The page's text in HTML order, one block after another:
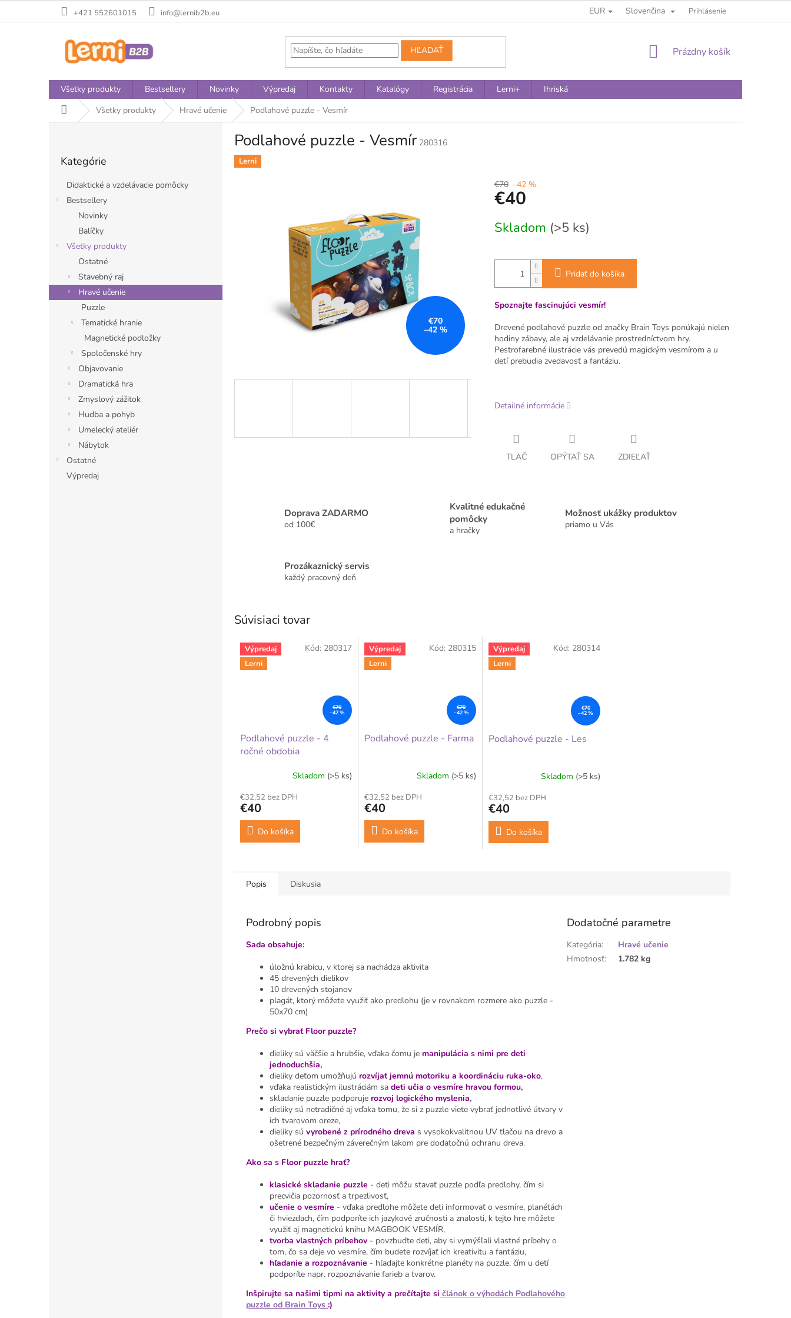
+421 552601015 info@lernib2b.eu EUR Slovenčina Prihlásenie
HĽADAŤ
NÁKUPNÝ
Prázdny košík
Všetky produkty Bestsellery Novinky Výpredaj Kontakty Katalógy Registrácia Lerni+
Ihriská
DomovVšetky produkty Hravé učenie Podlahové puzzle - Vesmír
kategórie
Kategórie
Didaktické a vzdelávacie pomôcky
Bestsellery
Novinky
Balíčky
Všetky produkty
Ostatné
Stavebný raj
Hravé učenie
Puzzle
Tematické hranie
Magnetické podložky
Spoločenské hry
Objavovanie
Dramatická hra
Zmyslový zážitok
Hudba a pohyb
Umelecký ateliér
Nábytok
Ostatné
Výpredaj
Podlahové puzzle - Vesmír 280316
Lerni
€70
–42 %
€70 –42 %
€40
cena:
Skladom (>5 ks)
Pridať do košíka
Spoznajte fascinujúci vesmír!
Drevené podlahové puzzle od značky Brain Toys ponúkajú nielen
hodiny zábavy, ale aj vzdelávanie prostredníctvom hry.
Pestrofarebné ilustrácie vás prevedú magickým vesmírom a u
detí prebudia zvedavosť a fantáziu.
Detailné informácie
TLAČ OPÝTAŤ SA ZDIEĽAŤ
Doprava ZADARMO
od 100€
Kvalitné edukačné
pomôcky
a hračky
Možnosť ukážky produktov
priamo u Vás
Prozákaznický servis
každý pracovný deň
Súvisiaci tovar
Výpredaj
Lerni
€70
–42 %
Podlahové puzzle - 4
ročné obdobia
Skladom (>5 ks)
€32,52 bez DPH
€40
Do košíka
Kód: 280317
Výpredaj
Lerni
€70
–42 %
Podlahové puzzle - Farma
Skladom (>5 ks)
€32,52 bez DPH
€40
Do košíka
Kód: 280315
Výpredaj
Lerni
€70
–42 %
Podlahové puzzle - Les
Skladom (>5 ks)
€32,52 bez DPH
€40
Do košíka
Kód: 280314
Popis Diskusia
Podrobný popis
Sada obsahuje:
úložnú krabicu, v ktorej sa nachádza aktivita
45 drevených dielikov
10 drevených stojanov
plagát, ktorý môžete využiť ako predlohu (je v rovnakom rozmere ako puzzle -
50x70 cm)
Prečo si vybrať Floor puzzle?
dieliky sú väčšie a hrubšie, vďaka čomu je manipulácia s nimi pre deti
jednoduchšia,
dieliky deťom umožňujú rozvíjať jemnú motoriku a koordináciu ruka-oko,
vďaka realistickým ilustráciám sa deti učia o vesmíre hravou formou,
skladanie puzzle podporuje rozvoj logického myslenia,
dieliky sú netradičné aj vďaka tomu, že si z puzzle viete vybrať jednotlivé útvary v
ich tvarovom oreze,
dieliky sú vyrobené z prírodného dreva s vysokokvalitnou UV tlačou na drevo a
ošetrené bezpečným záverečným lakom pre dodatočnú ochranu dreva.
Ako sa s Floor puzzle hrať?
klasické skladanie puzzle - deti môžu stavať puzzle podľa predlohy, čím si
precvičia pozornosť a trpezlivosť,
učenie o vesmíre - vďaka predlohe môžete deti informovať o vesmíre, planétách
či hviezdach, čím podporíte ich jazykové zručnosti a znalosti, k tejto hre môžete
využiť aj magnetickú knihu MAGBOOK VESMÍR,
tvorba vlastných príbehov - povzbuďte deti, aby si vymýšľali vlastné príbehy o
tom, čo sa deje vo vesmíre, čím budete rozvíjať ich kreativitu a fantáziu,
hľadanie a rozpoznávanie - hľadajte konkrétne planéty na puzzle, čím u detí
podporíte napr. rozpoznávanie farieb a tvarov.
Inšpirujte sa našimi tipmi na aktivity a prečítajte si článok o výhodách Podlahového
puzzle od Brain Toys :)
Dodatočné parametre
Kategória:
Hravé učenie
Hmotnosť: 1.782 kg